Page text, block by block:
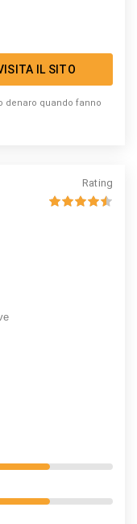
IL SITO
denaro quando fanno
Rating